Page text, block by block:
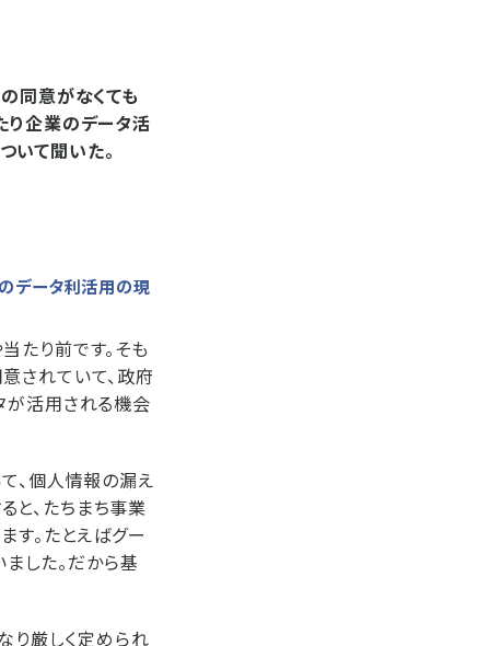
同意がなくても
り企業のデータ活
いて聞いた。
データ利活用の現
たり前です。そも
されていて、政府
が活用される機会
、個人情報の漏え
と、たちまち事業
す。たとえばグー
した。だから基
り厳しく定められ